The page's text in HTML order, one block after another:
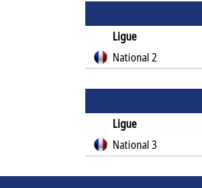
Ligue
National 2
Ligue
National 3